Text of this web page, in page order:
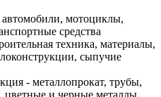
автомобили, мотоциклы,
средства
техника, материалы,
сыпучие
- металлопрокат, трубы,
цветные и черные металлы,